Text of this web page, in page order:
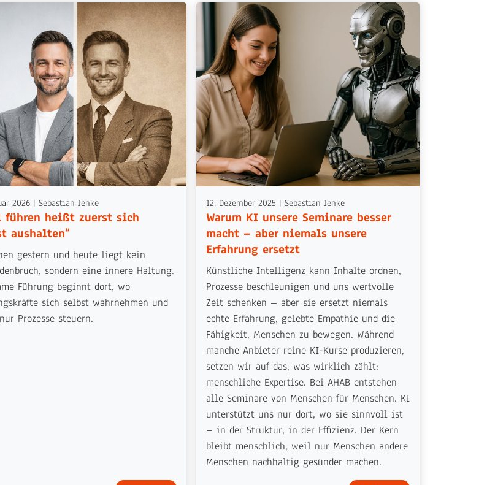
2026 | Sebastian Jenke
führen heißt zuerst sich
aushalten“
gestern und heute liegt kein
sondern eine innere Haltung.
Führung beginnt dort, wo
sich selbst wahrnehmen und
Prozesse steuern.
12. Dezember 2025 | Sebastian Jenke
Warum KI unsere Seminare besser
macht – aber niemals unsere
Erfahrung ersetzt
Künstliche Intelligenz kann Inhalte ordnen,
Prozesse beschleunigen und uns wertvolle
Zeit schenken – aber sie ersetzt niemals
echte Erfahrung, gelebte Empathie und die
Fähigkeit, Menschen zu bewegen. Während
manche Anbieter reine KI-Kurse produzieren,
setzen wir auf das, was wirklich zählt:
menschliche Expertise. Bei AHAB entstehen
alle Seminare von Menschen für Menschen. KI
unterstützt uns nur dort, wo sie sinnvoll ist
– in der Struktur, in der Effizienz. Der Kern
bleibt menschlich, weil nur Menschen andere
Menschen nachhaltig gesünder machen.